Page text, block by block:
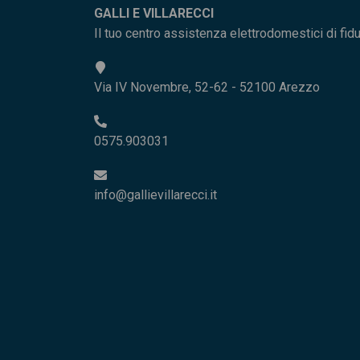
GALLI E VILLARECCI
Il tuo centro assistenza elettrodomestici di
Via IV Novembre, 52-62 - 52100 Arezzo
0575.903031
info@gallievillarecci.it